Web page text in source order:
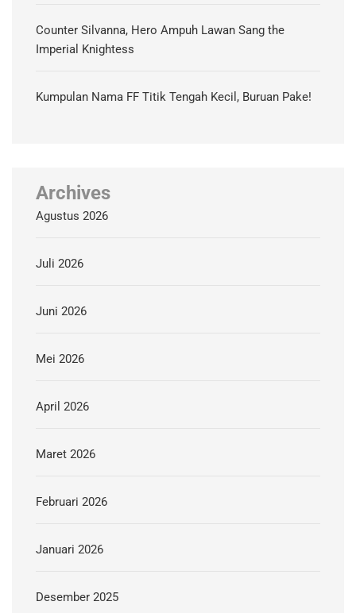
Counter Silvanna, Hero Ampuh Lawan Sang the
Imperial Knightess
Kumpulan Nama FF Titik Tengah Kecil, Buruan Pake!
Archives
Agustus 2026
Juli 2026
Juni 2026
Mei 2026
April 2026
Maret 2026
Februari 2026
Januari 2026
Desember 2025